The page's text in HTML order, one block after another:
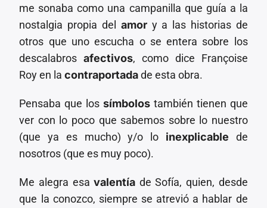
me sonaba como una campanilla que guía a la
nostalgia propia del amory a las historias de
otros que uno escucha o se entera sobre los
descalabrosafectivos, como dice Françoise
Roy en lacontraportadade esta obra.
Pensaba que los símbolos también tienen que
ver con lo poco que sabemos sobre lo nuestro
(que ya es mucho) y/o lo inexplicable de
nosotros (que es muy poco).
Me alegra esavalentía de Sofía, quien, desde
que la conozco, siempre se atrevió a hablar de